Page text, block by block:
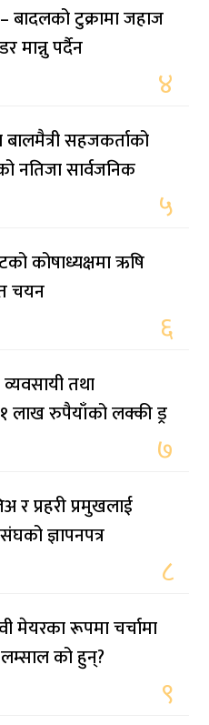
बादलको टुक्रामा जहाज
मान्नु पर्दैन
४
सहजकर्ताको
नतिजा सार्वजनिक
५
कोषाध्यक्षमा ऋषि
चयन
६
तथा
१ लाख रुपैयाँको लक्की ड्र
७
र प्रहरी प्रमुखलाई
ज्ञापनपत्र
८
मेयरका रूपमा चर्चामा
को हुन्?
९